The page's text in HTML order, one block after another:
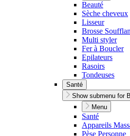
Beauté
Sèche cheveux
Lisseur
Brosse
Multi styler
Fer à Boucler
Epilateurs
Rasoirs
Tondeuses
Santé
Show submenu for
Menu
Santé
Appareils
Pèse Personne